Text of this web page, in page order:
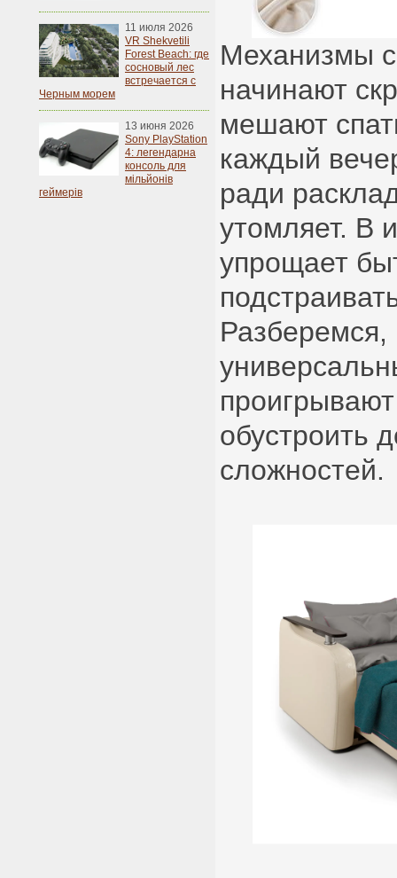
11 июля 2026
VR Shekvetili
Forest Beach: где
сосновый лес
встречается с
Черным морем
13 июня 2026
Sony PlayStation
4: легендарна
консоль для
мільйонів
геймерів
Механизмы
начинают
мешают
каждый
ради
утомляет. В
упрощает
Разберемся,
обустроить
сложностей.